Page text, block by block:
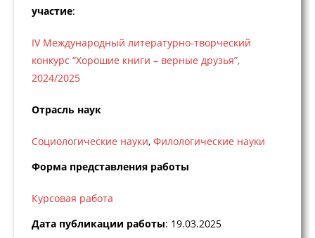
участие:
IV Международный литературно-творческий
конкурс “Хорошие книги – верные друзья”,
2024/2025
Отрасль наук
Социологические науки, Филологические науки
Форма представления работы
Курсовая работа
Дата публикации работы: 19.03.2025